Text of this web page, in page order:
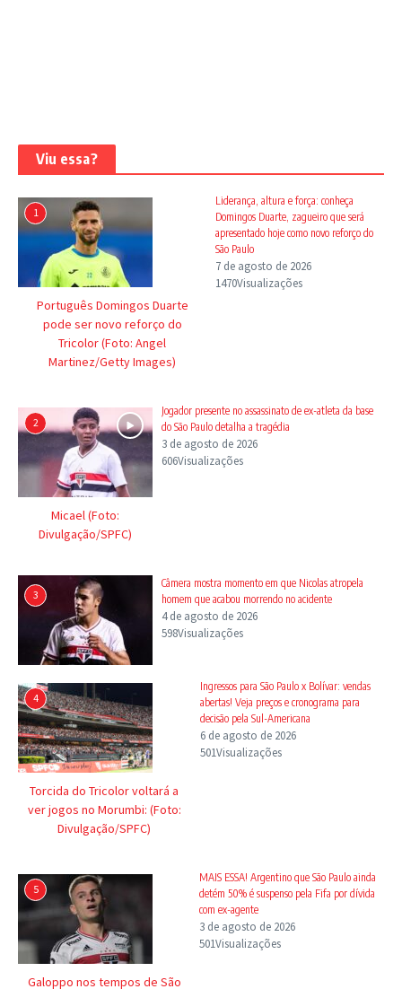
Viu essa?
1
Português Domingos Duarte
pode ser novo reforço do
Tricolor (Foto: Angel
Martinez/Getty Images)
Liderança, altura e força: conheça
Domingos Duarte, zagueiro que será
apresentado hoje como novo reforço do
São Paulo
7 de agosto de 2026
1470Visualizações
2
Micael (Foto:
Divulgação/SPFC)
Jogador presente no assassinato de ex-atleta da base
do São Paulo detalha a tragédia
3 de agosto de 2026
606Visualizações
3
Câmera mostra momento em que Nicolas atropela
homem que acabou morrendo no acidente
4 de agosto de 2026
598Visualizações
4
Torcida do Tricolor voltará a
ver jogos no Morumbi: (Foto:
Divulgação/SPFC)
Ingressos para São Paulo x Bolívar: vendas
abertas! Veja preços e cronograma para
decisão pela Sul-Americana
6 de agosto de 2026
501Visualizações
5
Galoppo nos tempos de São
MAIS ESSA! Argentino que São Paulo ainda
detém 50% é suspenso pela Fifa por dívida
com ex-agente
3 de agosto de 2026
501Visualizações